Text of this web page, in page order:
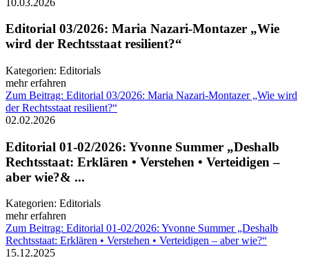
Editorial 03/2026: Maria Nazari-Montazer „Wie
wird der Rechtsstaat resilient?“
Kategorien: Editorials
mehr erfahren
Zum Beitrag: Editorial 03/2026: Maria Nazari-Montazer „Wie wird
der Rechtsstaat resilient?“
02.02.2026
Editorial 01-02/2026: Yvonne Summer „Deshalb
Rechtsstaat: Erklären • Verstehen • Verteidigen –
aber wie?& ...
Kategorien: Editorials
mehr erfahren
Zum Beitrag: Editorial 01-02/2026: Yvonne Summer „Deshalb
Rechtsstaat: Erklären • Verstehen • Verteidigen – aber wie?“
15.12.2025